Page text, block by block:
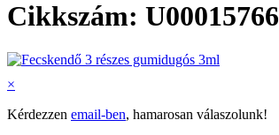
Cikkszám: U00015766
×
Kérdezzen email-ben, hamarosan válaszolunk!